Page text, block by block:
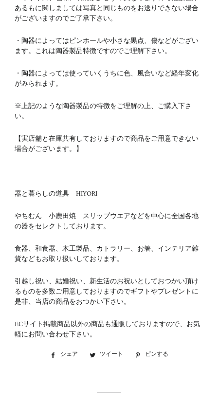
あるもに関しましては写真と同じものをお送りできない場合
がございますのでご了承下さい。
・陶器によってはピンホールや小さな黒点、傷などがござい
ます。これは陶器製品特徴ですのでご理解下さい。
・陶器によっては使っていくうちに色、風合いなど経年変化
がみられます。
※上記のような陶器製品の特徴をご理解の上、ご購入下さ
い。
【実店舗と在庫共有しておりますので商品をご用意できない
場合がございます。】
器と暮らしの道具 HIYORI
やちむん 小鹿田焼 スリップウエアなどを中心に全国各地
の器をセレクトしております。
食器、和食器、木工製品、カトラリー、お箸、インテリア雑
貨などもお取り扱いしております。
引越し祝い、結婚祝い、新生活のお祝いとしておつかい頂け
るものを多数ご用意しておりますのでギフトやプレゼントに
是非、当店の商品をおつかい下さい。
ECサイト掲載商品以外の商品も通販しておりますので、お気
軽にお問い合わせ下さい。
シェア
Facebookツイート
Twitter ピンする